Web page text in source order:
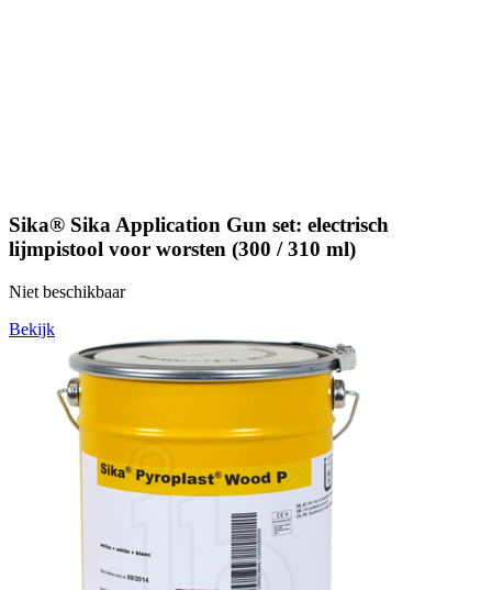
Sika® Sika Application Gun set: electrisch
lijmpistool voor worsten (300 / 310 ml)
Niet beschikbaar
Bekijk